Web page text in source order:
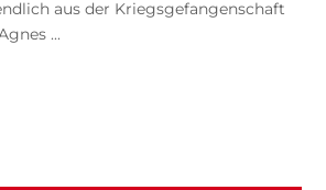
aus der Kriegsgefangenschaft
...